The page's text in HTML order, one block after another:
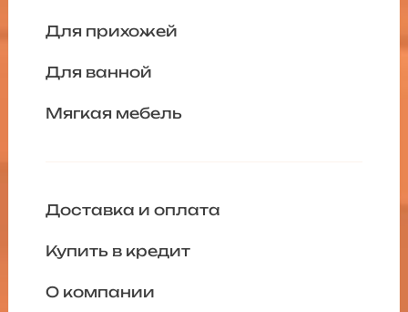
Для прихожей
Для ванной
Мягкая мебель
Доставка и оплата
Купить в кредит
О компании